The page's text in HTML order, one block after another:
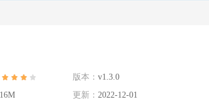
版本： v1.3.0
更新： 2022-12-01